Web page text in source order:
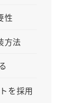
性
方法
を採用